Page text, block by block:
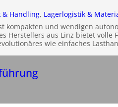
& Handling, Lagerlogistik &
kompakten und wendigen
Herstellers aus Linz bietet
wie einfaches